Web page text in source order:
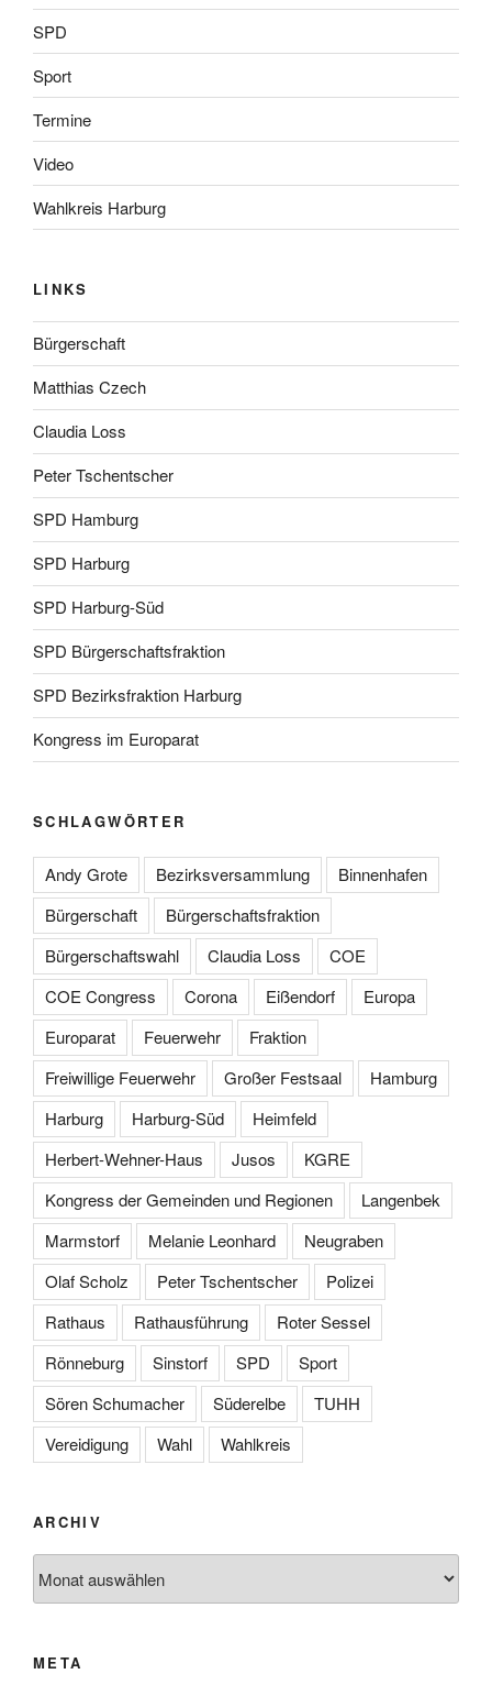
SPD
Sport
Termine
Video
Wahlkreis Harburg
LINKS
Bürgerschaft
Matthias Czech
Claudia Loss
Peter Tschentscher
SPD Hamburg
SPD Harburg
SPD Harburg-Süd
SPD Bürgerschaftsfraktion
SPD Bezirksfraktion Harburg
Kongress im Europarat
SCHLAGWÖRTER
Andy Grote Bezirksversammlung
Binnenhafen
Bürgerschaft
Bürgerschaftsfraktion
Bürgerschaftswahl
Claudia Loss
COE
COE Congress
Corona Eißendorf
Europa
Europarat
Feuerwehr
Fraktion
Freiwillige Feuerwehr
Großer Festsaal
Hamburg
Harburg
Harburg-Süd
Heimfeld
Herbert-Wehner-Haus
Jusos
KGRE
Kongress der Gemeinden und Regionen
Langenbek
Marmstorf
Melanie Leonhard
Neugraben
Olaf Scholz
Peter Tschentscher
Polizei
Rathaus
Rathausführung
Roter Sessel
Rönneburg
Sinstorf SPD
Sport
Sören Schumacher
Süderelbe
TUHH
Vereidigung
Wahl Wahlkreis
ARCHIV
META